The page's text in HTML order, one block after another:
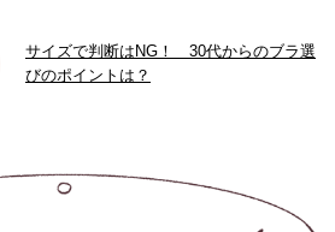
サイズで判断はNG！ 30代からのブラ選
びのポイントは？